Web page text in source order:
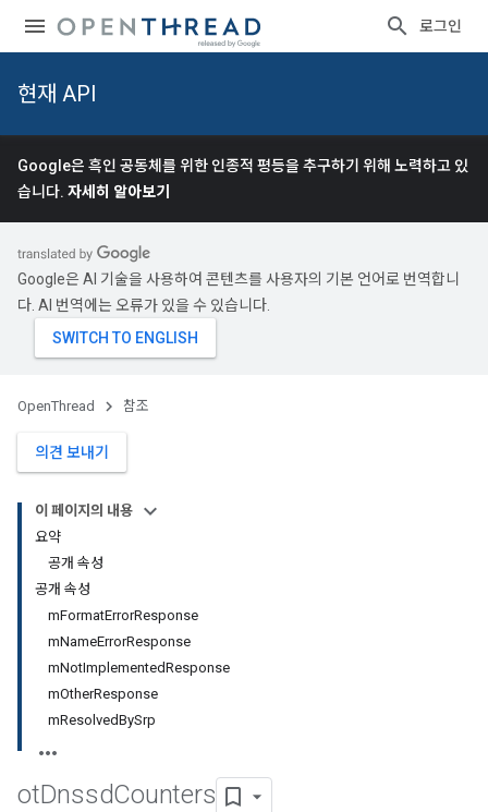
로그인
현재 API
Google은 흑인 공동체를 위한 인종적 평등을 추구하기 위해 노력하고 있
습니다. 자세히 알아보기
Google은 AI 기술을 사용하여 콘텐츠를 사용자의 기본 언어로 번역합니
다. AI 번역에는 오류가 있을 수 있습니다.
OpenThread 참조
의견 보내기
이 페이지의 내용
요약
공개 속성
공개 속성
mFormatErrorResponse
mNameErrorResponse
mNotImplementedResponse
mOtherResponse
mResolvedBySrp
otDnssdCounters